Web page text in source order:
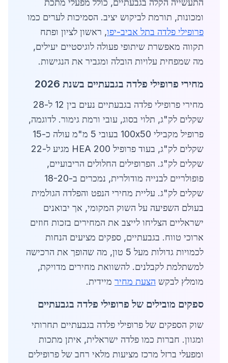
התעשייה הקלה בגבעתיים, כולל מפעלי מתכת
ומכונות, תורמת לביקוש יציב. הסמיכות לערים כמו
פרופילי פלדה בתל אביב-יפו, ראשון לציון ופתח
תקווה מאפשרת שיתופי פעולה לוגיסטיים יעילים,
מה שמפחית עלויות הובלה ומגביר את הנגישות.
מחירי פרופילי פלדה בגבעתיים בשנת 2026
מחירי פרופילי פלדה בגבעתיים נעים בין 12 ל-28
שקלים לק"ג, תלוי בסוג, עובי ורמת גימור. לדוגמה,
פרופיל מקבילי 100x50 בעובי 5 מ"מ עולה כ-15
שקלים לק"ג, בעוד פרופיל HEA 200 מגיע ל-22
שקלים לק"ג. הפרופילים החלולים הריבועיים,
פופולריים לבנייה מודולרית, נמכרים ב-18-20
שקלים לק"ג. עליית מחירי הנפט והפלדה הגולמית
בעולם השפיעה על השוק המקומי, אך יבואנים
ישראליים הצליחו לייצב את המחירים בזכות חוזים
ארוכי טווח. בגבעתיים, ספקים מציעים הנחות
לכמויות גדולות מעל 5 טון, מה שהופך את הרכישה
למשתלמת לקבלנים. להשוואת מחירים מדויקת,
מומלץ לבקש הצעת מחיר מיידית.
ספקים מובילים של פרופילי פלדה בגבעתיים
שוק הספקים של פרופילי פלדה בגבעתיים תחרותי
ומגוון. חברות כמו פלדה ישראלית, איתן מתכות
ומפעלי ברזל מרכז מציעות מלאי רחב של פרופילים